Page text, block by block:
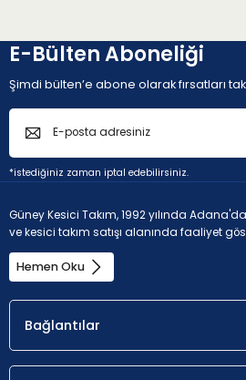
E-Bülten Aboneliği
Şimdi bülten’e abone olarak fırsatları
*istediğiniz zaman iptal edebilirsiniz.
Güney Kesici Takım, 1992 yılında
ve kesici takım satışı alanında faaliyet
Hemen Oku
Bağlantılar